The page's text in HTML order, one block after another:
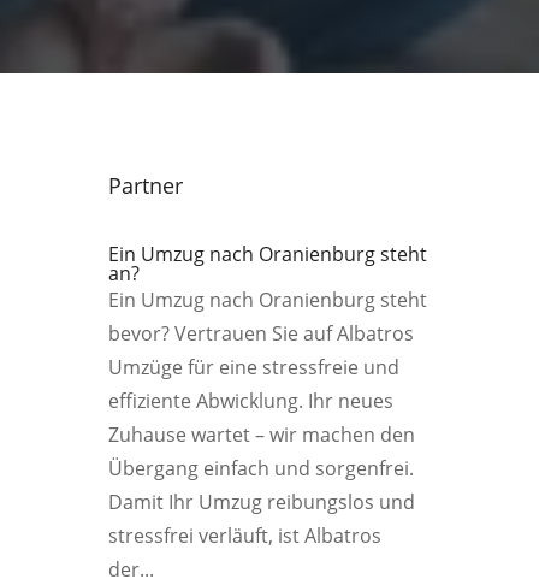
Partner
Ein Umzug nach Oranienburg steht
an?
Ein Umzug nach Oranienburg steht
bevor? Vertrauen Sie auf Albatros
Umzüge für eine stressfreie und
effiziente Abwicklung. Ihr neues
Zuhause wartet – wir machen den
Übergang einfach und sorgenfrei.
Damit Ihr Umzug reibungslos und
stressfrei verläuft, ist Albatros
der...